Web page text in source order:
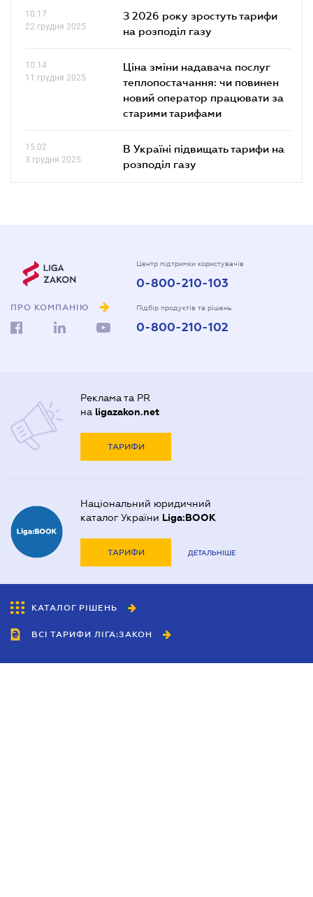
10.17
22 грудня 2025
З 2026 року зростуть тарифи
на розподіл газу
10.14
11 грудня 2025
Ціна зміни надавача послуг
теплопостачання: чи повинен
новий оператор працювати за
старими тарифами
15.02
3 грудня 2025
В Україні підвищать тарифи на
розподіл газу
ПРО КОМПАНІЮ
Центр підтримки користувачів
0-800-210-103
Підбір продуктів та рішень
0-800-210-102
Реклама та PR
на ligazakon.net
ТАРИФИ
Національний юридичний
каталог України Liga:BOOK
ТАРИФИ ДЕТАЛЬНІШЕ
КАТАЛОГ РІШЕНЬ
ВСІ ТАРИФИ ЛІГА:ЗАКОН